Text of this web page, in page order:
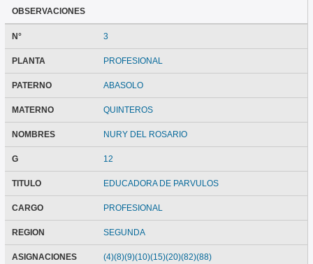
OBSERVACIONES
N° 3
PLANTA PROFESIONAL
PATERNO ABASOLO
MATERNO QUINTEROS
NOMBRES NURY DEL ROSARIO
G 12
TITULO EDUCADORA DE PARVULOS
CARGO PROFESIONAL
REGION SEGUNDA
ASIGNACIONES (4)(8)(9)(10)(15)(20)(82)(88)